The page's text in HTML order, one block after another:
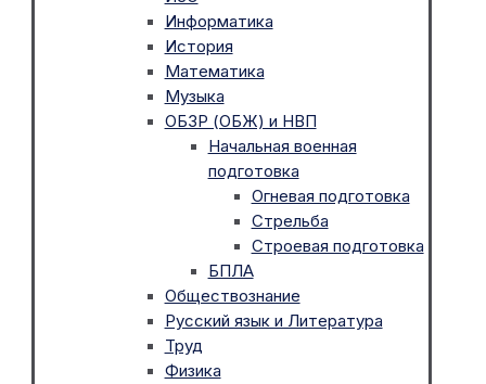
Информатика
История
Математика
Музыка
ОБЗР (ОБЖ) и НВП
Начальная военная
подготовка
Огневая подготовка
Стрельба
Строевая подготовка
БПЛА
Обществознание
Русский язык и Литература
Труд
Физика